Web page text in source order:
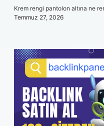
Krem rengi pantolon altına ne
Temmuz 27, 2026